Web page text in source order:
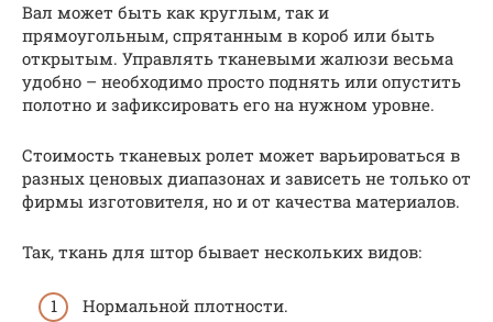
Вал может быть как круглым, так и
прямоугольным, спрятанным в короб или быть
открытым. Управлять тканевыми жалюзи весьма
удобно – необходимо просто поднять или опустить
полотно и зафиксировать его на нужном уровне.
Стоимость тканевых ролет может варьироваться в
разных ценовых диапазонах и зависеть не только от
фирмы изготовителя, но и от качества материалов.
Так, ткань для штор бывает нескольких видов:
Нормальной плотности.